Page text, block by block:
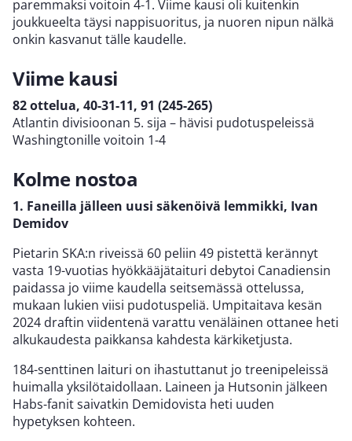
paremmaksi voitoin 4-1. Viime kausi oli kuitenkin
joukkueelta täysi nappisuoritus, ja nuoren nipun nälkä
onkin kasvanut tälle kaudelle.
Viime kausi
82 ottelua, 40-31-11, 91 (245-265)
Atlantin divisioonan 5. sija – hävisi pudotuspeleissä
Washingtonille voitoin 1-4
Kolme nostoa
1. Faneilla jälleen uusi säkenöivä lemmikki, Ivan
Demidov
Pietarin SKA:n riveissä 60 peliin 49 pistettä kerännyt
vasta 19-vuotias hyökkääjätaituri debytoi Canadiensin
paidassa jo viime kaudella seitsemässä ottelussa,
mukaan lukien viisi pudotuspeliä. Umpitaitava kesän
2024 draftin viidentenä varattu venäläinen ottanee heti
alkukaudesta paikkansa kahdesta kärkiketjusta.
184-senttinen laituri on ihastuttanut jo treenipeleissä
huimalla yksilötaidollaan. Laineen ja Hutsonin jälkeen
Habs-fanit saivatkin Demidovista heti uuden
hypetyksen kohteen.